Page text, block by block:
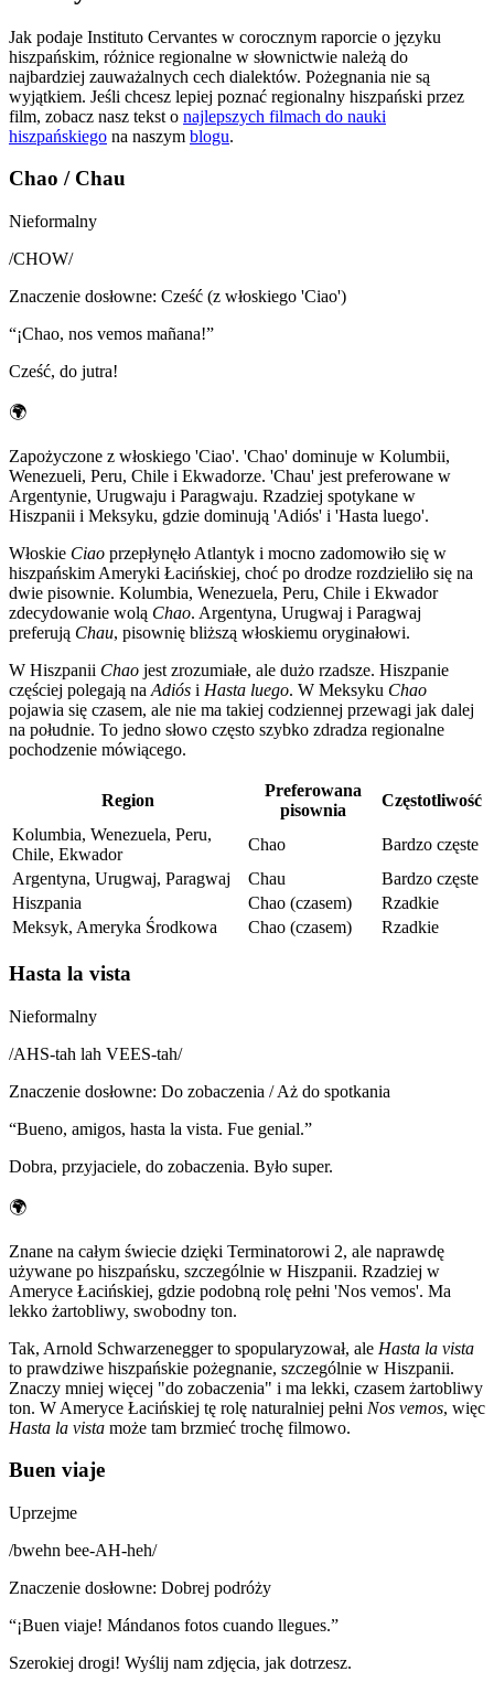
Jak podaje Instituto Cervantes w corocznym raporcie o języku
hiszpańskim, różnice regionalne w słownictwie należą do
najbardziej zauważalnych cech dialektów. Pożegnania nie są
wyjątkiem. Jeśli chcesz lepiej poznać regionalny hiszpański przez
film, zobacz nasz tekst o najlepszych filmach do nauki
hiszpańskiego na naszym blogu.
Chao / Chau
Nieformalny
/CHOW/
Znaczenie dosłowne: Cześć (z włoskiego 'Ciao')
“¡Chao, nos vemos mañana!”
Cześć, do jutra!
🌍
Zapożyczone z włoskiego 'Ciao'. 'Chao' dominuje w Kolumbii,
Wenezueli, Peru, Chile i Ekwadorze. 'Chau' jest preferowane w
Argentynie, Urugwaju i Paragwaju. Rzadziej spotykane w
Hiszpanii i Meksyku, gdzie dominują 'Adiós' i 'Hasta luego'.
Włoskie Ciao przepłynęło Atlantyk i mocno zadomowiło się w
hiszpańskim Ameryki Łacińskiej, choć po drodze rozdzieliło się na
dwie pisownie. Kolumbia, Wenezuela, Peru, Chile i Ekwador
zdecydowanie wolą Chao. Argentyna, Urugwaj i Paragwaj
preferują Chau, pisownię bliższą włoskiemu oryginałowi.
W Hiszpanii Chao jest zrozumiałe, ale dużo rzadsze. Hiszpanie
częściej polegają na Adiós i Hasta luego. W Meksyku Chao
pojawia się czasem, ale nie ma takiej codziennej przewagi jak dalej
na południe. To jedno słowo często szybko zdradza regionalne
pochodzenie mówiącego.
Region
Preferowana
pisownia
Częstotliwość
Kolumbia, Wenezuela, Peru,
Chile, Ekwador
Chao
Bardzo częste
Argentyna, Urugwaj, Paragwaj
Chau
Bardzo częste
Hiszpania
Chao (czasem)
Rzadkie
Meksyk, Ameryka Środkowa
Chao (czasem) Rzadkie
Hasta la vista
Nieformalny
/AHS-tah lah VEES-tah/
Znaczenie dosłowne: Do zobaczenia / Aż do spotkania
“Bueno, amigos, hasta la vista. Fue genial.”
Dobra, przyjaciele, do zobaczenia. Było super.
🌍
Znane na całym świecie dzięki Terminatorowi 2, ale naprawdę
używane po hiszpańsku, szczególnie w Hiszpanii. Rzadziej w
Ameryce Łacińskiej, gdzie podobną rolę pełni 'Nos vemos'. Ma
lekko żartobliwy, swobodny ton.
Tak, Arnold Schwarzenegger to spopularyzował, ale Hasta la vista
to prawdziwe hiszpańskie pożegnanie, szczególnie w Hiszpanii.
Znaczy mniej więcej "do zobaczenia" i ma lekki, czasem żartobliwy
ton. W Ameryce Łacińskiej tę rolę naturalniej pełni Nos vemos, więc
Hasta la vista może tam brzmieć trochę filmowo.
Buen viaje
Uprzejme
/bwehn bee-AH-heh/
Znaczenie dosłowne: Dobrej podróży
“¡Buen viaje! Mándanos fotos cuando llegues.”
Szerokiej drogi! Wyślij nam zdjęcia, jak dotrzesz.